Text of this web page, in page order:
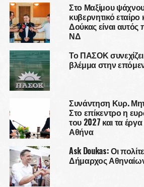
Στο Μαξίμου
κυβερνητικό
Δούκας είναι
ΝΔ
Το ΠΑΣΟΚ
βλέμμα στην
Συνάντηση Κυρ.
Στο επίκεντρο η
του 2027 και τα
Αθήνα
Ask Doukas: Οι
Δήμαρχος